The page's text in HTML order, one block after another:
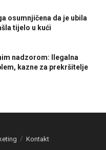
osumnjičena da je ubila
tijelo u kući
nadzorom: Ilegalna
kazne za prekršitelje
Kontakt